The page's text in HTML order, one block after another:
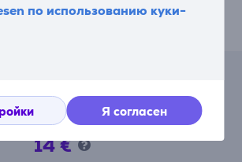
по использованию куки-
Я согласен
тактильные ощущения –
офиса, так и для работы дома.
ежемесячный платеж
14 €